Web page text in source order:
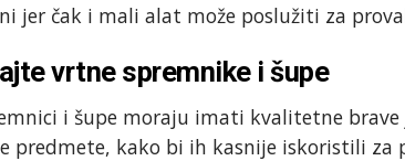
jer čak i mali alat može poslužiti za
vrtne spremnike i šupe
i šupe moraju imati kvalitetne
predmete, kako bi ih kasnije iskoristili za